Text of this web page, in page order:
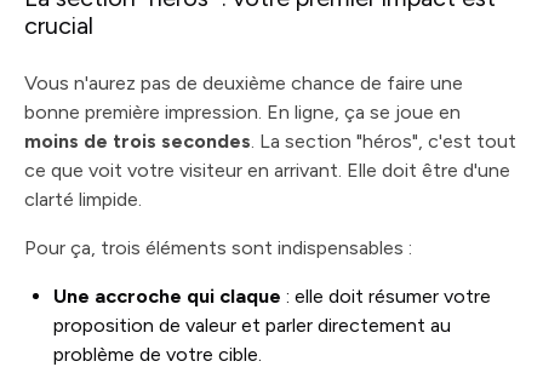
crucial
Vous n'aurez pas de deuxième chance de faire une
bonne première impression. En ligne, ça se joue en
moins de trois secondes. La section "héros", c'est tout
ce que voit votre visiteur en arrivant. Elle doit être d'une
clarté limpide.
Pour ça, trois éléments sont indispensables :
Une accroche qui claque : elle doit résumer votre
proposition de valeur et parler directement au
problème de votre cible.